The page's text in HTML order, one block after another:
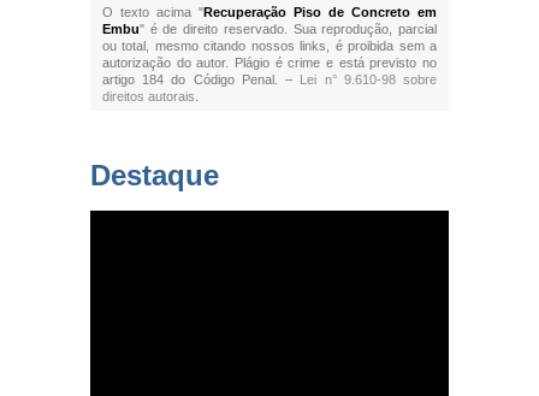
O texto acima "Recuperação Piso de Concreto em
Embu" é de direito reservado. Sua reprodução, parcial
ou total, mesmo citando nossos links, é proibida sem a
autorização do autor. Plágio é crime e está previsto no
artigo 184 do Código Penal. – Lei n° 9.610-98 sobre
direitos autorais
Destaque